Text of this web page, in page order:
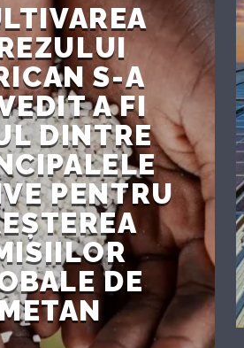
S-A
A FI
DINTRE
PENTRU
DE